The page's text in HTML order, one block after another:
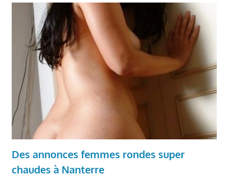
Des annonces femmes rondes super
chaudes à Nanterre